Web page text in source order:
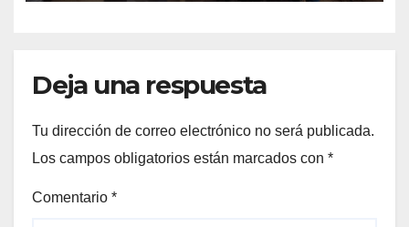
Deja una respuesta
Tu dirección de correo electrónico no será publicada.
Los campos obligatorios están marcados con *
Comentario *